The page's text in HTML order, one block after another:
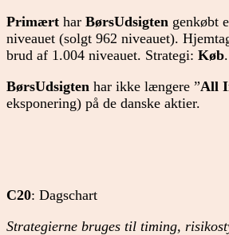
Primært har BørsUdsigten genkøbt
niveauet (solgt 962 niveauet).
brud af 1.004 niveauet. Strategi: Køb.
BørsUdsigten har ikke længere ”All
eksponering) på de danske aktier.
C20: Dagschart
Strategierne bruges til timing,